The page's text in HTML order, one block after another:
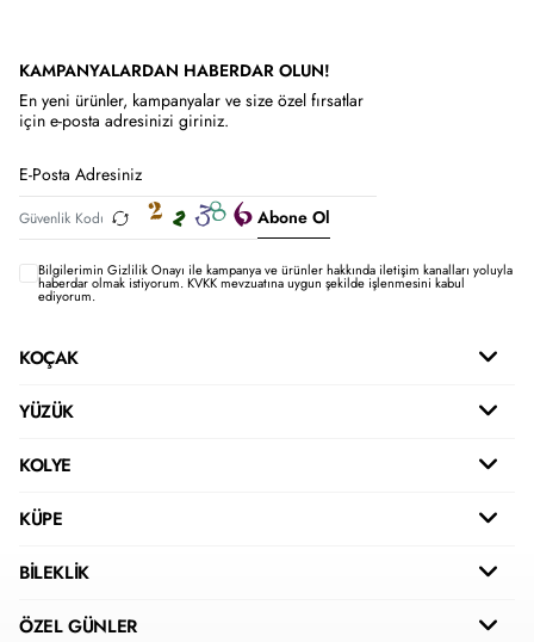
KAMPANYALARDAN HABERDAR OLUN!
En yeni ürünler, kampanyalar ve size özel fırsatlar
için e-posta adresinizi giriniz.
Abone Ol
Bilgilerimin Gizlilik Onayı ile kampanya ve ürünler hakkında iletişim kanalları yoluyla
haberdar olmak istiyorum.KVKK mevzuatına uygun şekilde işlenmesini kabul
ediyorum.
KOÇAK
YÜZÜK
KOLYE
KÜPE
BİLEKLİK
ÖZEL GÜNLER